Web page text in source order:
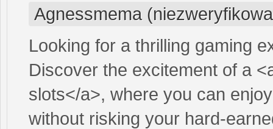
Agnessmema
Looking for a thrilling gaming
Discover the excitement of a
slots</a>, where you can
without risking your hard-